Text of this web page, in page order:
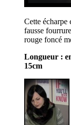
Cette écharpe
fausse
rouge foncé
Longueur :
15cm